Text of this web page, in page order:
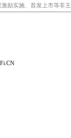
励实施、首发上市等非